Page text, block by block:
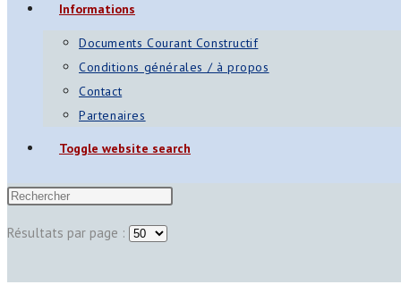
Informations
Documents Courant Constructif
Conditions générales / à propos
Contact
Partenaires
Toggle website search
Résultats par page :